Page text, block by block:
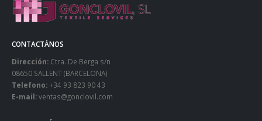
CONTACTÁNOS
Dirección: Ctra. De Berga s/n
08650 SALLENT (BARCELONA)
Telefono:+34 93 823 90 43
E-mail:ventas@gonclovil.com